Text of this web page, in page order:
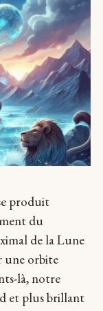
produit
du
de la Lune
une orbite
là, notre
et plus brillant